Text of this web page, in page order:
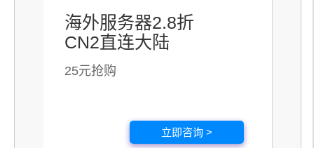
海外服务器2.8折
CN2直连大陆
25元抢购
立即咨询 >